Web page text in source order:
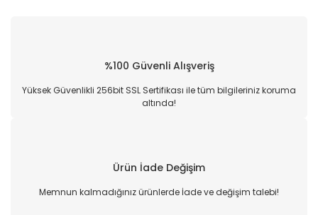
%100 Güvenli Alışveriş
Yüksek Güvenlikli 256bit SSL Sertifikası ile tüm bilgileriniz koruma
altında!
Ürün İade Değişim
Memnun kalmadığınız ürünlerde İade ve değişim talebi!